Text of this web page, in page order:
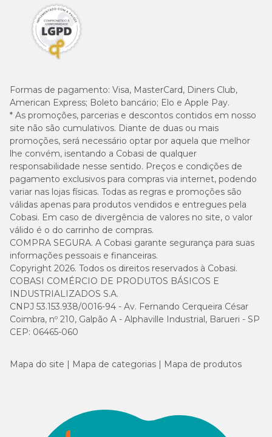
Formas de pagamento: Visa, MasterCard, Diners Club,
American Express; Boleto bancário; Elo e Apple Pay.
* As promoções, parcerias e descontos contidos em nosso
site não são cumulativos. Diante de duas ou mais
promoções, será necessário optar por aquela que melhor
lhe convém, isentando a Cobasi de qualquer
responsabilidade nesse sentido. Preços e condições de
pagamento exclusivos para compras via internet, podendo
variar nas lojas físicas. Todas as regras e promoções são
válidas apenas para produtos vendidos e entregues pela
Cobasi. Em caso de divergência de valores no site, o valor
válido é o do carrinho de compras.
COMPRA SEGURA. A Cobasi garante segurança para suas
informações pessoais e financeiras.
Copyright 2026. Todos os direitos reservados à Cobasi.
COBASI COMÉRCIO DE PRODUTOS BÁSICOS E
INDUSTRIALIZADOS S.A.
CNPJ 53.153.938/0016-94 - Av. Fernando Cerqueira César
Coimbra, nº 210, Galpão A - Alphaville Industrial, Barueri - SP
CEP: 06465-060
Mapa do site Mapa de categorias Mapa de produtos